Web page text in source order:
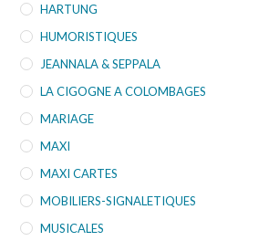
HARTUNG
HUMORISTIQUES
JEANNALA & SEPPALA
LA CIGOGNE A COLOMBAGES
MARIAGE
MAXI
MAXI CARTES
MOBILIERS-SIGNALETIQUES
MUSICALES